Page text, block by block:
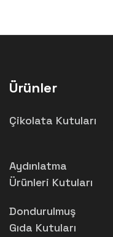
Ürünler
Çikolata Kutuları
Aydınlatma
Ürünleri Kutuları
Dondurulmuş
Gıda Kutuları